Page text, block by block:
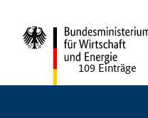
109 Einträge